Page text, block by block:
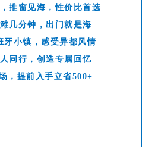
推窗见海，性价比首选
几分钟，出门就是海
牙小镇，感受异都风情
同行，创造专属回忆
，提前入手立省500+